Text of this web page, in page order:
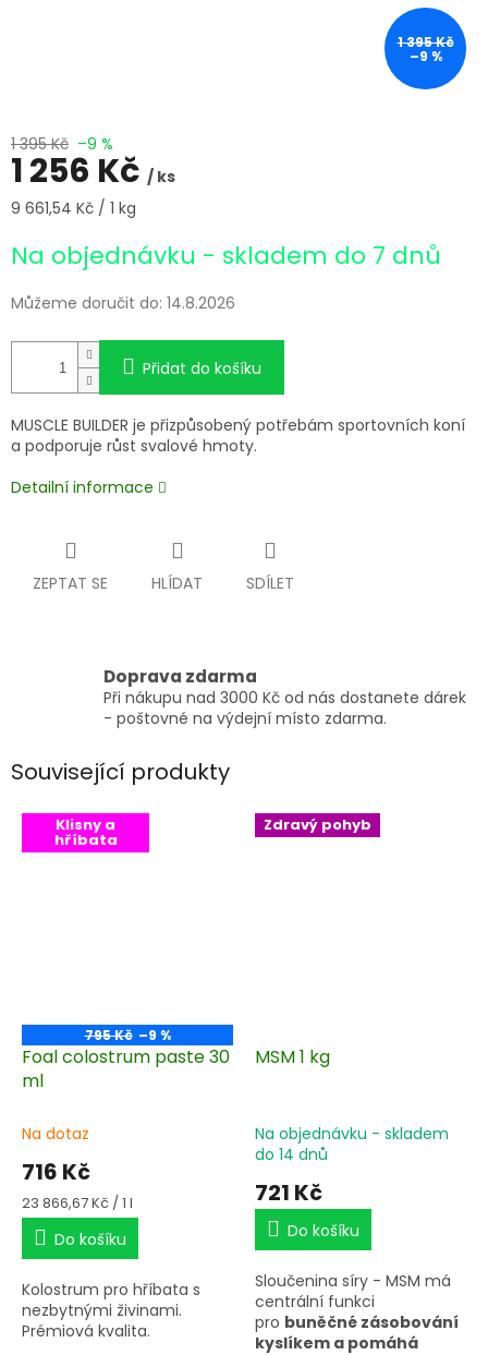
1 395 Kč
–9 %
1 395 Kč –9 %
1 256 Kč / ks
Měrná
9 661,54 Kč / 1 kg
Na objednávku - skladem do 7 dnů
Můžeme doručit do: 14.8.2026
Přidat do košíku
MUSCLE BUILDER je přizpůsobený potřebám sportovních koní
a podporuje růst svalové hmoty.
Detailní informace
ZEPTAT SE HLÍDAT SDÍLET
Doprava zdarma
Při nákupu nad 3000 Kč od nás dostanete dárek
- poštovné na výdejní místo zdarma.
Související produkty
Klisny a
hříbata
795 Kč –9 %
Foal colostrum paste 30
ml
Na dotaz
716 Kč
Měrná
cena:
23 866,67 Kč / 1 l
Do košíku
Kolostrum pro hříbata s
nezbytnými živinami.
Prémiová kvalita.
Zdravý pohyb
MSM 1 kg
Na objednávku - skladem
do 14 dnů
721 Kč
Do košíku
Sloučenina síry - MSM má
centrální funkci
pro buněčné zásobování
kyslíkem a pomáhá